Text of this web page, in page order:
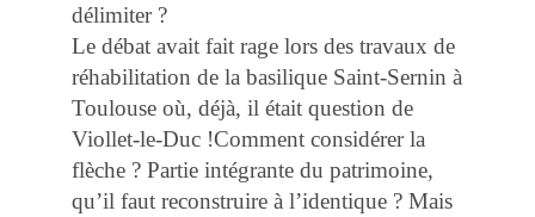
délimiter ?
Le débat avait fait rage lors des travaux de
réhabilitation de la basilique Saint-Sernin à
Toulouse où, déjà, il était question de
Viollet-le-Duc !Comment considérer la
flèche ? Partie intégrante du patrimoine,
qu’il faut reconstruire à l’identique ? Mais